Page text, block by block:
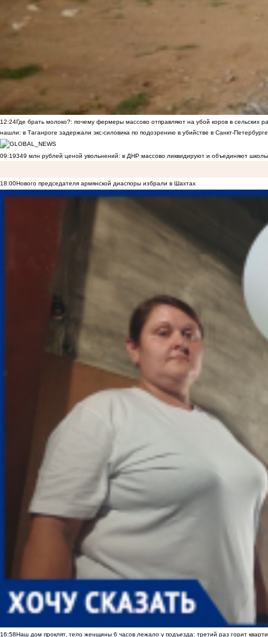
12:24Где брать молоко?: почему фермеры массово отправляют на убой коров в сельских
нашли: в Таганроге задержали экс-силовика по подозрению в убийстве в Санкт-Петербурге
09:19349 млн рублей ценой увольнений: в ДНР массово ликвидируют и объединяют
18:00Нового председателя армянской диаспоры избрали в Шахтах
16:58Наш дом проклят, тело женщины 6 часов лежало у подъезда: третий раз горит